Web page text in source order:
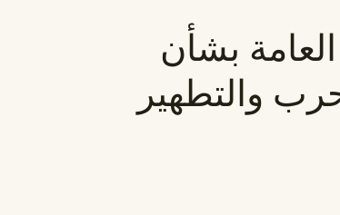
بشأن
والتطهير